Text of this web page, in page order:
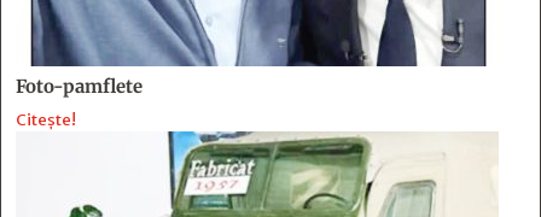
Foto-pamflete
Citește!